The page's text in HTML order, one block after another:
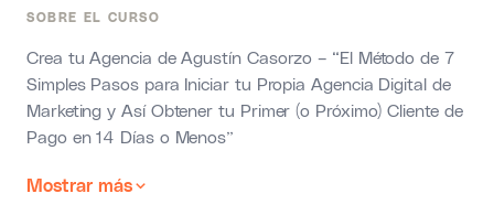
SOBRE EL CURSO
Crea tu Agencia de Agustín Casorzo – “El Método de 7
Simples Pasos para Iniciar tu Propia Agencia Digital de
Marketing y Así Obtener tu Primer (o Próximo) Cliente de
Pago en 14 Días o Menos”
Mostrar más